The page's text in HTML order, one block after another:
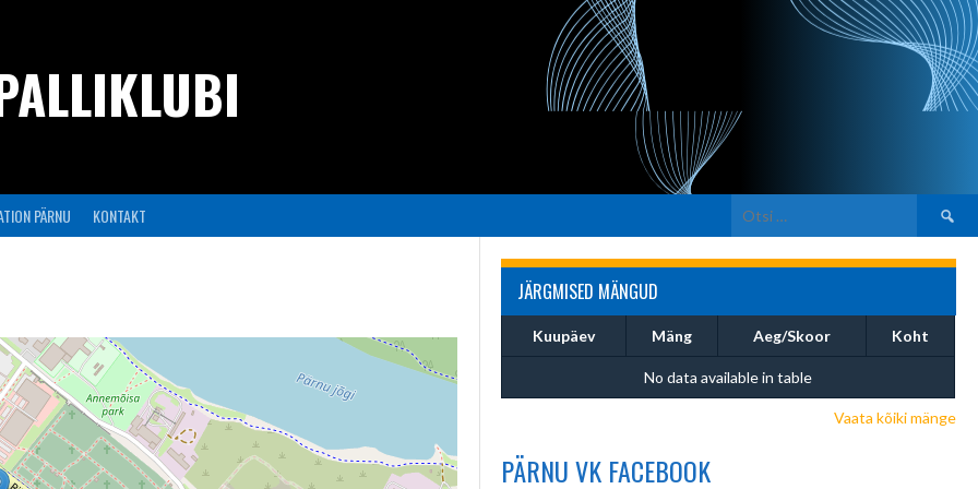
PÄRNU KONTAKT Otsi:
JÄRGMISED MÄNGUD
Kuupäev Mäng Aeg/Skoor Koht
No data available in table
Vaata kõiki mänge
PÄRNU VK FACEBOOK